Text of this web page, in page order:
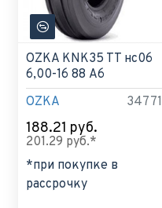
OZKA 34771
OZKA KNK35 TT нс06
6,00-16 88 A6
188.21 руб.
201.29 руб.*
*при покупке в
рассрочку